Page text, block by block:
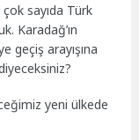
çok sayıda Türk
Karadağ’ın
geçiş arayışına
yeni ülkede